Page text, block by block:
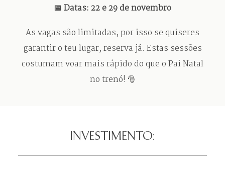
📅 Datas: 22 e 29 de novembro
As vagas são limitadas, por isso se quiseres
garantir o teu lugar, reserva já. Estas sessões
costumam voar mais rápido do que o Pai Natal
no trenó! 🎅
INVESTIMENTO: